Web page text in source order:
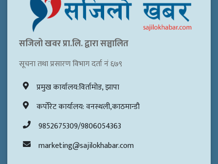
सजिलो खवर प्रा.लि. द्वारा सञ्चालित
सूचना तथा प्रसारण विभाग दर्ता नं ६७९
प्रमुख कार्यालय:विर्तामोड, झापा
कर्पोरेट कार्यालय: वनस्थली,काठमान्डौ
9852675309/9806054363
marketing@sajilokhabar.com